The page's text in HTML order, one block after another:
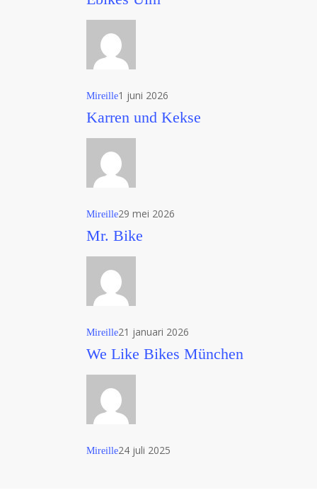
Mireille1 juni 2026
Karren
Kekse
Karren und Kekse
Mireille29 mei 2026
Mr.
Mr. Bike
Mireille21 januari 2026
We
Bikes
München
We Like Bikes München
Mireille24 juli 2025